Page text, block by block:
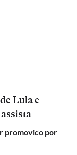
Lula e
promovido por